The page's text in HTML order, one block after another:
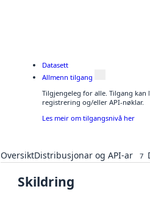
Datasett
Allmenn tilgang
Tilgjengeleg for alle. Tilgang
registrering og/eller API-nøklar.
Les meir om tilgangsnivå her
OversiktDistribusjonar og API-ar 7
Skildring